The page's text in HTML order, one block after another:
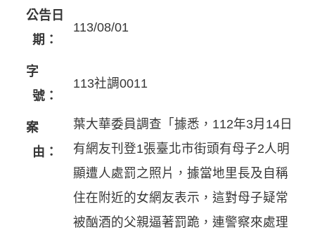
公告日
期：
113/08/01
字
號：
113社調0011
案
由：
葉大華委員調查「據悉，112年3月14日
有網友刊登1張臺北市街頭有母子2人明
顯遭人處罰之照片，據當地里長及自稱
住在附近的女網友表示，這對母子疑常
被酗酒的父親逼著罰跪，連警察來處理